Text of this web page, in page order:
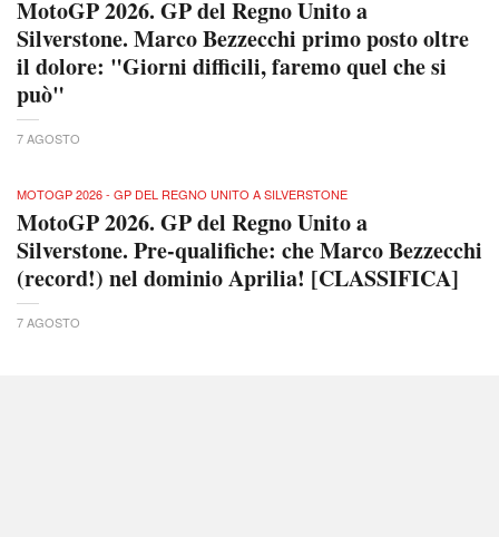
MotoGP 2026. GP del Regno Unito a
Silverstone. Marco Bezzecchi primo posto oltre
il dolore: "Giorni difficili, faremo quel che si
può"
7 AGOSTO
MOTOGP 2026 - GP DEL REGNO UNITO A SILVERSTONE
MotoGP 2026. GP del Regno Unito a
Silverstone. Pre-qualifiche: che Marco Bezzecchi
(record!) nel dominio Aprilia! [CLASSIFICA]
7 AGOSTO